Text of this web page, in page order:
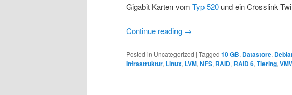
Gigabit Karten vom Typ 520 und ein Crosslink
Continue reading →
Posted in Uncategorized | Tagged 10 GB, Datastore,
Infrastruktur, Linux, LVM, NFS, RAID, RAID 6, Tiering,